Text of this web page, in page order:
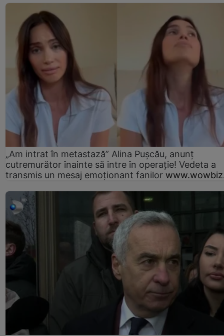
„Am intrat în metastază” Alina Pușcău, anunț
cutremurător înainte să intre în operație! Vedeta a
transmis un mesaj emoționant fanilor